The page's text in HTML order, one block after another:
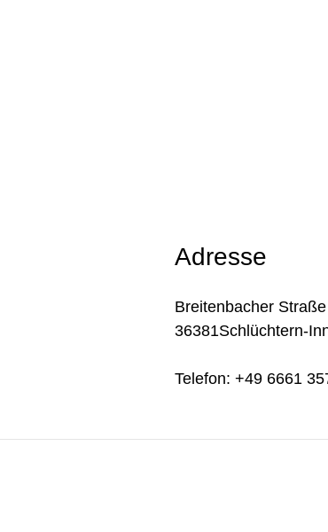
Adresse
Breitenbacher Straße
36381Schlüchtern-
Telefon: +49 6661